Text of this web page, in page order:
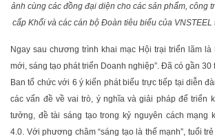
ảnh cùng các đồng đại diện cho các sản phẩm, công
cấp Khối và các cán bộ Đoàn tiêu biểu của
Ngay sau chương trình khai mạc Hội trại triển lãm là
mới, sáng tạo phát triển Doanh nghiệp”. Đã có gần
Ban tổ chức với 6 ý kiến phát biểu trực tiếp tại diễn
các vấn đề về vai trò, ý nghĩa và giải pháp để triển
tưởng, đề tài sáng tạo trong kỷ nguyên cách mạng
4.0. Với phương châm “sáng tạo là thế mạnh”, tuổi